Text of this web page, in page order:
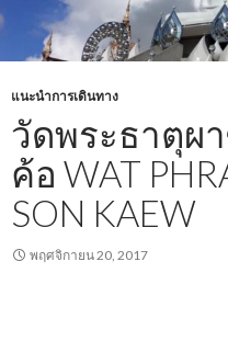
แนะนำการเดินทาง
วัดพระธาตุผ
ค้อ WAT
SON KAEW
พฤศจิกายน 20, 2017